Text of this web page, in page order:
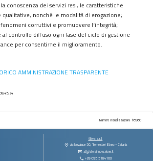
conoscenza dei servizi resi, le caratteristiche
qualitative, nonché le modalità di erogazione;
corruttivi e promuovere l’integrità;
controllo diffuso ogni fase del ciclo di gestione
per consentirne il miglioramento.
AMMINISTRAZIONE TRASPARENTE
Numero Visualizzazioni: 16960
Sfera s.r.l.
via Novaluce 50, Tremestieri Etneo - Catania
at@sferainnovazione.it
+39 095 5184160